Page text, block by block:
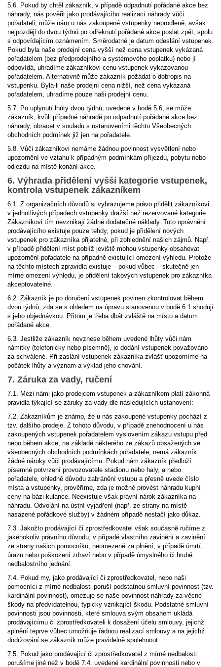
5.6. Pokud by chtěl zákazník, v případě odpadnutí pořádané akce bez
náhrady, nás pověřit jako prodávajícího realizací náhrady vůči
pořadateli, může nám u nás zakoupené vstupenky neprodleně, avšak
nejpozději do dvou týdnů po odřeknutí pořádané akce poslat zpět, spolu
s odpovídajícím oznámením. Směrodatné je datum odeslání vstupenek.
Pokud byla naše prodejní cena vyšší než cena vstupenek vykázaná
pořadatelem (bez předprodejního a systémového poplatku) nebo jí
odpovídá, uhradíme zákazníkovi cenu vstupenek vykazovanou
pořadatelem. Alternativně může zákazník požádat o dobropis na
vstupenku. Byla-li naše prodejní cena nižší, než cena vykázaná
pořadatelem, uhradíme pouze naši prodejní cenu.
5.7. Po uplynutí lhůty dvou týdnů, uvedené v bodě 5.6, se může
zákazník, kvůli případné náhradě po odpadnutí pořádané akce bez
náhrady, obracet v souladu s ustanoveními těchto Všeobecných
obchodních podmínek již jen na pořadatele.
5.8. Vůči zákazníkovi nemáme žádnou povinnost vysvětlení nebo
upozornění ve vztahu k případným podmínkám příjezdu, pobytu nebo
odjezdu na místě konání akce.
6. Výhrada přidělení vyšší kategorie vstupenek,
kontrola vstupenek zákazníkem
6.1. Z organizačních důvodů si vyhrazujeme právo přidělit zákazníkovi
v jednotlivých případech vstupenky dražší než rezervované kategorie.
Zákazníkovi tím nevznikají žádné dodatečné náklady. Toto oprávnění
prodávajícího existuje pouze tehdy, pokud je přidělení nových
vstupenek pro zákazníka přijatelné, při zohlednění našich zájmů. Např.
v případě přidělení míst poblíž jeviště mohou vstupenky obsahovat
upozornění pořadatele na případně existující omezení výhledu. Protože
na těchto místech zpravidla existuje – pokud vůbec – skutečně jen
mírné omezení výhledu, je přidělení takových vstupenek pro zákazníka
akceptovatelné.
6.2. Zákazník je po doručení vstupenek povinen zkontrolovat během
dvou týdnů, zda se s ohledem na úpravu stanovenou v bodě 6.1 shodují
s jeho objednávkou. Přitom je třeba dbát zvláště na místo a datum
pořádané akce.
6.3. Jestliže zákazník nevznese během uvedené lhůty vůči nám
námitky (telefonicky nebo písemně), je dodání vstupenek považováno
za schválené. Při zaslání vstupenek zákazníka zvlášť upozorníme na
počátek lhůty a význam a výklad jeho chování.
7. Záruka za vady, ručení
7.1. Mezi námi jako prodejcem vstupenek a zákazníkem platí zákonná
pravidla týkající se záruky za vady dle následujících ustanovení:
7.2. Zákazníkům je známo, že u nás zakoupené vstupenky pochází z
tzv. dalšího prodeje. Z tohoto důvodu, v případě znehodnocení u nás
zakoupených vstupenek pořadatelem vyslovením zákazu vstupu před
nebo během akce, na základě některého ze zákazů obsažených ve
všeobecných obchodních podmínkách pořadatele, nemá zákazník
žádné nároky vůči prodávajícímu. Pokud nám zákazník předloží
písemné potvrzení provozovatele stadionu nebo haly, a nebo
pořadatele, ohledně důvodu zabránění vstupu a přesně uvede číslo
místa a vstupenky, prověříme, zda je možné provést náhradu kupní
ceny na bázi kulance. Neexistuje však právní nárok zákazníka na
náhradu. Odvolání na ústní vyjádření (např. ze strany na místě
nasazené pořádkové služby) v žádném případě nestačí jako důkaz.
7.3. Jakožto prodávající či zprostředkovatel však současně ručíme z
jakéhokoliv právního důvodu, v případě vlastního zavinění a zavinění
ze strany našich pomocníků, neomezeně za plnění, v případě úmrtí,
úrazu nebo poškození zdraví nebo v případě úmyslného či hrubě
nedbalostního jednání.
7.4. Pokud my, jako prodávající či zprostředkovatel, nebo naši
pomocníci z mírné nedbalosti poruší podstatnou smluvní povinnost (tzv.
kardinální povinnost), omezuje se naše povinnost náhrady za věcné
škody na předvídatelnou, typicky vznikající škodu. Podstatné smluvní
povinnosti jsou povinnosti, které smlouva svým obsahem ukládá
prodávajícímu či zprostředkovateli k dosažení účelu smlouvy, jejichž
splnění teprve vůbec umožňuje řádnou realizací smlouvy a na jejichž
dodržování se zákazník může pravidelně spolehnout.
7.5. Pokud jako prodávající či zprostředkovatel z mírné nedbalosti
porušíme jiné než v bodě 7.4. uvedené kardinální povinnosti nebo v